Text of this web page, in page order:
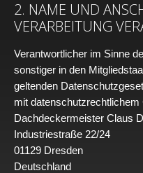
2. NAME UND
VERARBEITUNG
Verantwortlicher im Sinne
sonstiger in den
geltenden
mit datenschutzrechtlichem
Dachdeckermeister Claus
Industriestraße 22/24
01129 Dresden
Deutschland